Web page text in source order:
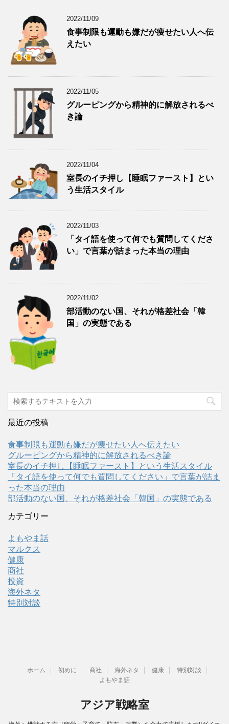
2022/11/09
食事制限も運動も嫌だが痩せたい人へ伝
えたい
2022/11/05
グルーピングから精神的に解放されるべ
き論
2022/11/04
室長のイチ押し【睡眠ファースト】とい
う生活スタイル
2022/11/03
「タイ語を使って何でも質問してくださ
い」で言葉が詰まった本当の理由
2022/11/02
部活動のない国、それが格差社会「韓
国」の実態である
最近の投稿
食事制限も運動も嫌だが痩せたい人へ伝えたい
グルーピングから精神的に解放されるべき論
室長のイチ押し【睡眠ファースト】という生活スタイル
「タイ語を使って何でも質問してください」で言葉が詰ま
った本当の理由
部活動のない国、それが格差社会「韓国」の実態である
カテゴリー
よもやま話
マルクス
健康
商社
投資
海外ネタ
特別対談
ホーム 初めに 商社 海外ネタ 健康
特別対談
よもやま話
アジア戦略室